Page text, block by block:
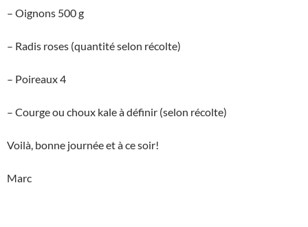
– Oignons 500 g
– Radis roses (quantité selon récolte)
– Poireaux 4
– Courge ou choux kale à définir (selon récolte)
Voilà, bonne journée et à ce soir!
Marc